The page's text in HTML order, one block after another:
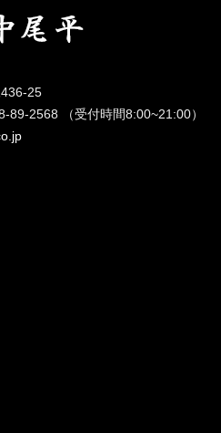
25
89-2568 （受付時間8:00~21:00）